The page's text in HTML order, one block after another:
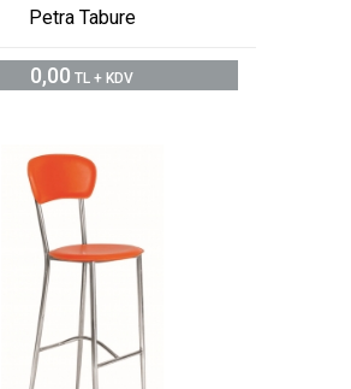
Petra Tabure
0,00 TL + KDV